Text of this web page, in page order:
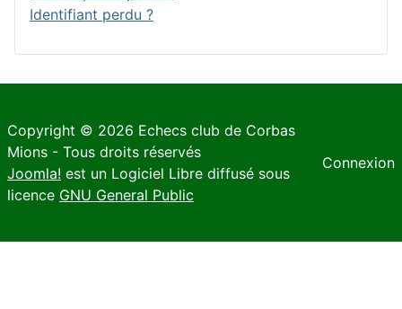
Identifiant perdu ?
Copyright © 2026 Echecs club de Corbas
Mions - Tous droits réservés
Joomla! est un Logiciel Libre diffusé sous
licence GNU General Public
Connexion